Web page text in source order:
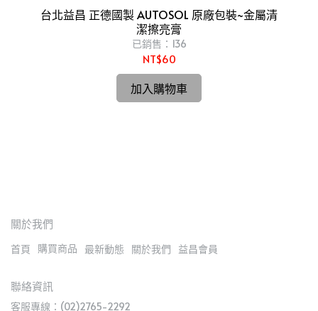
台北益昌 正德國製 AUTOSOL 原廠包裝~金屬清
潔擦亮膏
已銷售：136
NT$60
加入購物車
關於我們
首頁 購買商品 最新動態 關於我們 益昌會員
聯絡資訊
客服專線：(02)2765-2292